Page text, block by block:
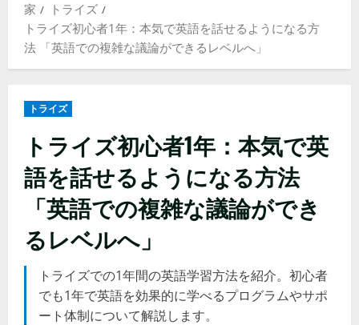
マ
リ
メ
ー
家
トライズ
トライズ初心者1年：本気で英語を話せるようになる方
法 「英語での複雑な議論ができるレベルへ」
トライズ
トライズ初心者1年：本気で英
語を話せるようになる方法
「英語での複雑な議論ができ
るレベルへ」
トライズでの1年間の英語学習方法を紹介。初心者
でも1年で英語を効果的に学べるプログラムやサポ
ート体制について解説します。